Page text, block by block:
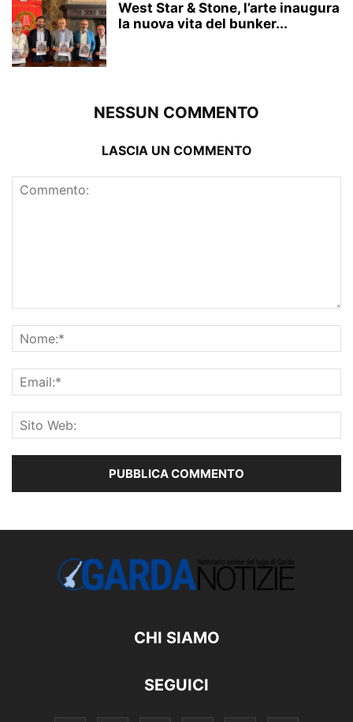
West Star & Stone, l’arte inaugura
la nuova vita del bunker...
NESSUN COMMENTO
LASCIA UN COMMENTO
CHI SIAMO
SEGUICI